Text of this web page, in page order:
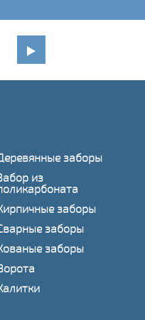
заборы
из
заборы
заборы
заборы